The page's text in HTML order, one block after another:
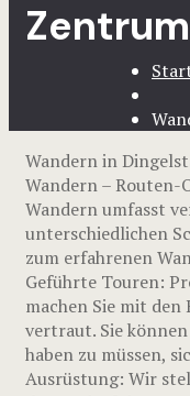
Zentrum
Wandern in
Wandern –
Wandern umfasst
unterschiedlichen
zum erfahrenen
Geführte Touren:
machen Sie mit
vertraut. Sie
haben zu müssen,
Ausrüstung: Wir